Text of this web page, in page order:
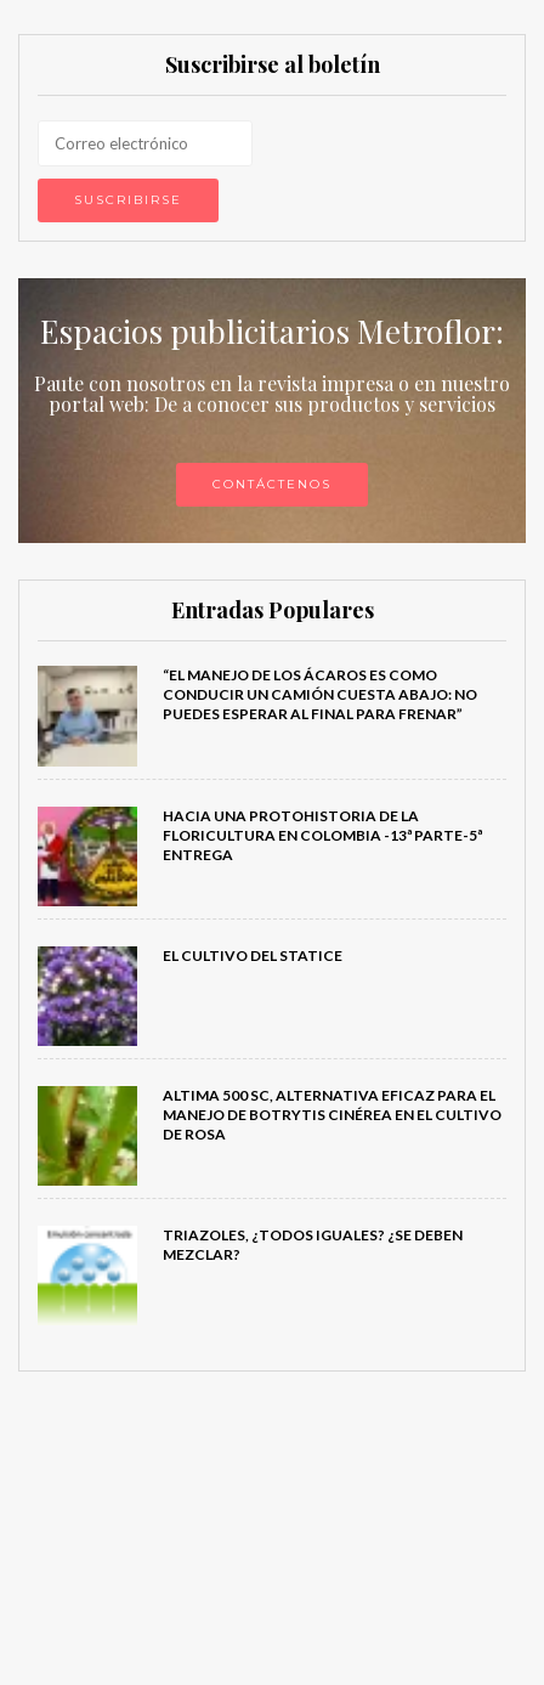
Suscribirse al boletín
Espacios publicitarios Metroflor:
Paute con nosotros en la revista impresa o en nuestro
portal web: De a conocer sus productos y servicios
CONTÁCTENOS
Entradas Populares
“EL MANEJO DE LOS ÁCAROS ES COMO
CONDUCIR UN CAMIÓN CUESTA ABAJO: NO
PUEDES ESPERAR AL FINAL PARA FRENAR”
HACIA UNA PROTOHISTORIA DE LA
FLORICULTURA EN COLOMBIA -13ª PARTE-5ª
ENTREGA
EL CULTIVO DEL STATICE
ALTIMA 500 SC, ALTERNATIVA EFICAZ PARA EL
MANEJO DE BOTRYTIS CINÉREA EN EL CULTIVO
DE ROSA
TRIAZOLES, ¿TODOS IGUALES? ¿SE DEBEN
MEZCLAR?